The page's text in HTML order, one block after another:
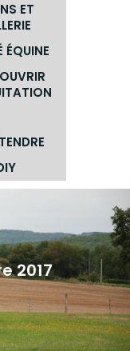
ET
ÉQUINE
2017